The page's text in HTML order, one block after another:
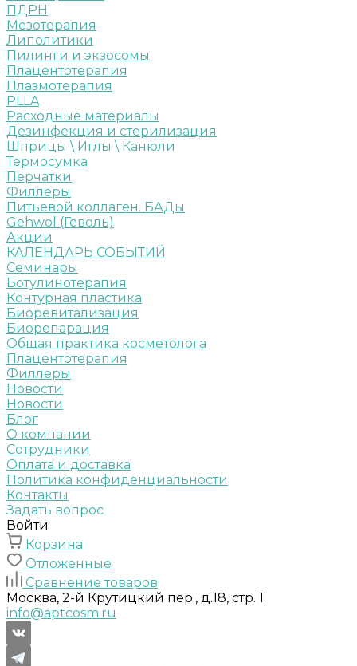
ПДРН
Мезотерапия
Липолитики
Пилинги и экзосомы
Плацентотерапия
Плазмотерапия
PLLA
Расходные материалы
Дезинфекция и стерилизация
Шприцы \ Иглы \ Канюли
Термосумка
Перчатки
Филлеры
Питьевой коллаген. БАДы
Gehwol (Геволь)
Акции
КАЛЕНДАРЬ СОБЫТИЙ
Семинары
Ботулинотерапия
Контурная пластика
Биоревитализация
Биорепарация
Общая практика косметолога
Плацентотерапия
Филлеры
Новости
Новости
Блог
О компании
Сотрудники
Оплата и доставка
Политика конфиденциальности
Контакты
Задать вопрос
Войти
Корзина
Отложенные
Сравнение товаров
Москва, 2-й Крутицкий пер., д.18, стр. 1
info@aptcosm.ru